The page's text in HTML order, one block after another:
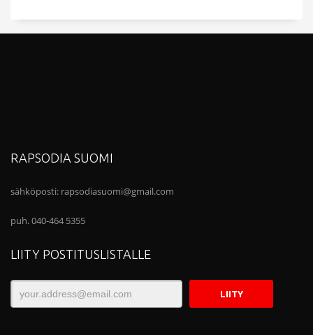
RAPSODIA SUOMI
sähköposti: rapsodiasuomi@gmail.com
puh. 040-464 5355
LIITY POSTITUSLISTALLE